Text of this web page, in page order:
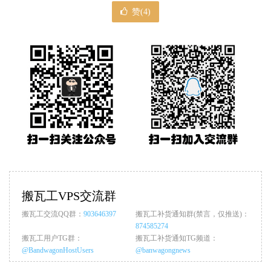
赞(4)
搬瓦工VPS交流群
搬瓦工交流QQ群： 903646397
搬瓦工补货通知群(禁言，仅推送)：
874585274
搬瓦工用户TG群：
@BandwagonHostUsers
搬瓦工补货通知TG频道：
@banwagongnews